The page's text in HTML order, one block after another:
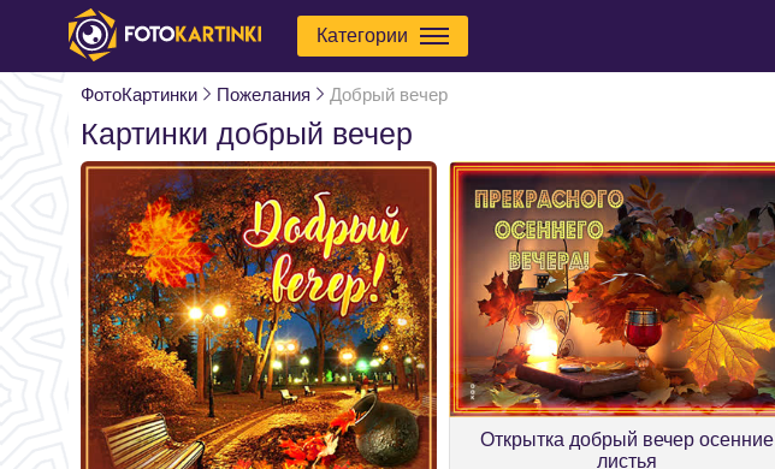
Категории
ФотоКартинки Пожелания Добрый вечер
Картинки добрый вечер
Открытка добрый вечер осенние
листья